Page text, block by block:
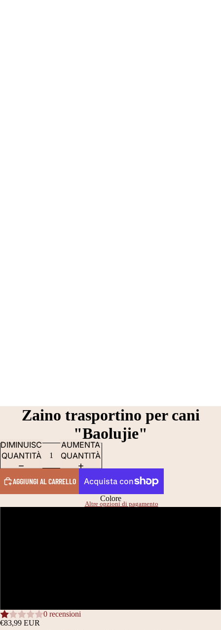
Zaino trasportino per cani
"Baolujie"
DIMINUISCI
QUANTITÀ
AUMENTA
QUANTITÀ
AGGIUNGI AL CARRELLO
Altre opzioni di pagamento
Colore
0 recensioni
€83,99 EUR